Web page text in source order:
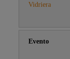
Vidriera